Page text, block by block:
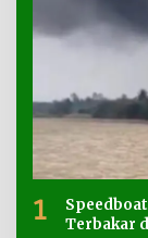
1
Terbakar